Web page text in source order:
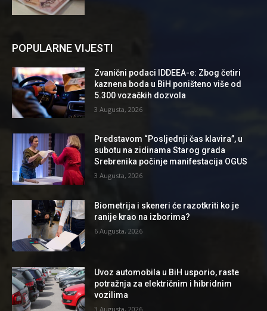
POPULARNE VIJESTI
Zvanični podaci IDDEEA-e: Zbog četiri
kaznena boda u BiH poništeno više od
5.300 vozačkih dozvola
3 Augusta, 2026
Predstavom “Posljednji čas klavira”, u
subotu na zidinama Starog grada
Srebrenika počinje manifestacija OGUS
3 Augusta, 2026
Biometrija i skeneri će razotkriti ko je
ranije krao na izborima?
6 Augusta, 2026
Uvoz automobila u BiH usporio, raste
potražnja za električnim i hibridnim
vozilima
3 Augusta, 2026